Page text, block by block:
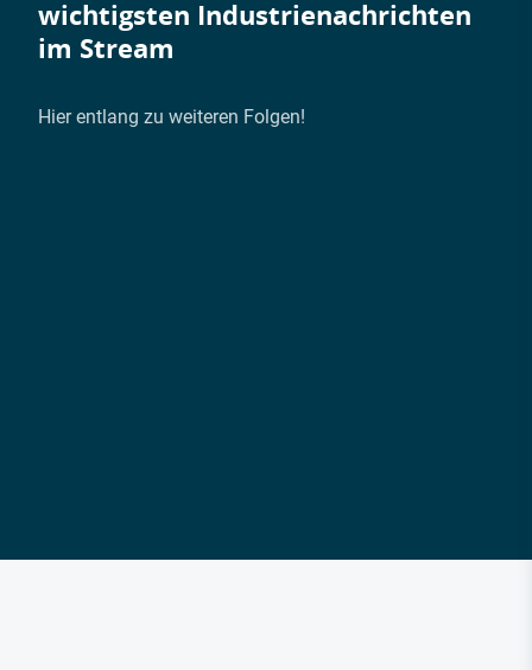
wichtigsten Industrienachrichten
im Stream
Hier entlang zu weiteren Folgen!